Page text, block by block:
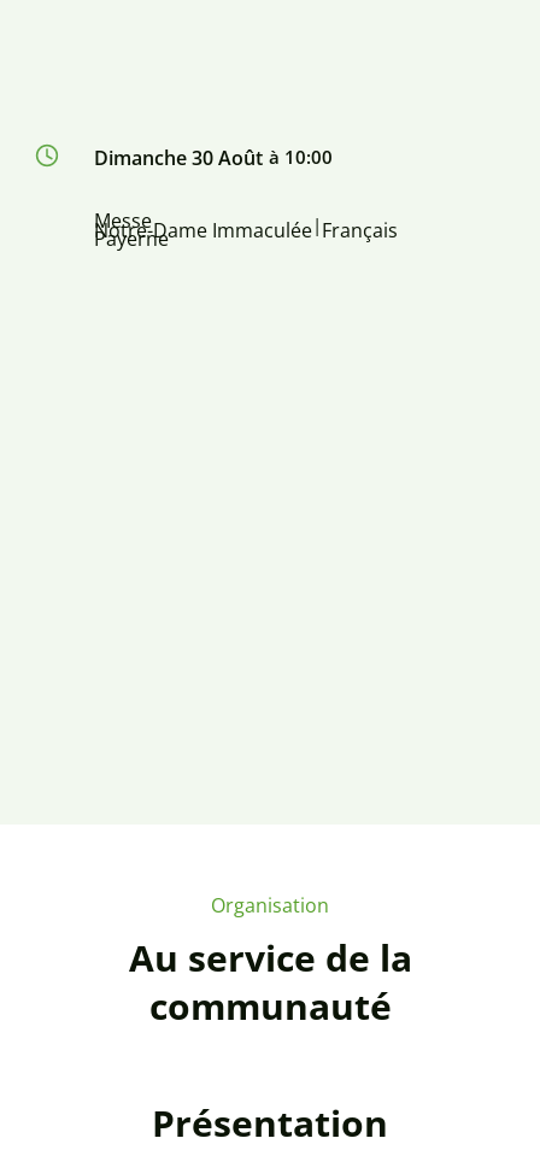
Dimanche 30 Août à 10:00
Messe
Notre-Dame Immaculée| Français
Payerne
Organisation
Au service de la
communauté
Présentation